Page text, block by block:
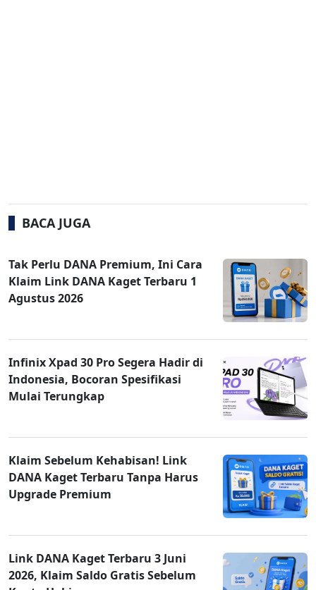
BACA JUGA
Tak Perlu DANA Premium, Ini Cara
Klaim Link DANA Kaget Terbaru 1
Agustus 2026
Infinix Xpad 30 Pro Segera Hadir di
Indonesia, Bocoran Spesifikasi
Mulai Terungkap
Klaim Sebelum Kehabisan! Link
DANA Kaget Terbaru Tanpa Harus
Upgrade Premium
Link DANA Kaget Terbaru 3 Juni
2026, Klaim Saldo Gratis Sebelum